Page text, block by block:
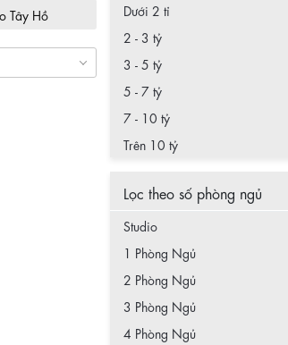
An Bình City
Dưới 2 tỉ
2 - 3 tỷ
3 - 5 tỷ
5 - 7 tỷ
7 - 10 tỷ
Trên 10 tỷ
Lọc theo số phòng ngủ
Studio
1 Phòng Ngủ
2 Phòng Ngủ
3 Phòng Ngủ
4 Phòng Ngủ